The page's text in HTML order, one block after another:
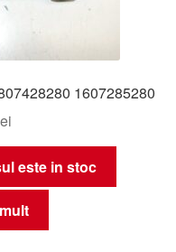
1607285280
este in stoc